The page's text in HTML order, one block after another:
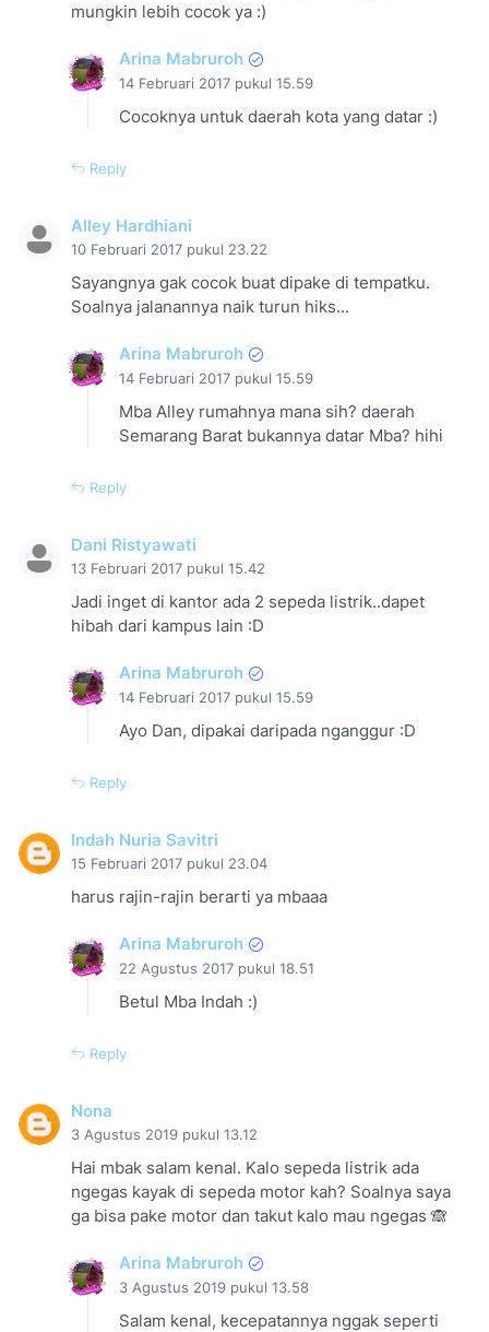
mungkin lebih cocok ya :)
Arina Mabruroh
14 Februari 2017 pukul 15.59
Cocoknya untuk daerah kota yang datar :)
Reply
Alley Hardhiani
10 Februari 2017 pukul 23.22
Sayangnya gak cocok buat dipake di tempatku.
Soalnya jalanannya naik turun hiks...
Arina Mabruroh
14 Februari 2017 pukul 15.59
Mba Alley rumahnya mana sih? daerah
Semarang Barat bukannya datar Mba? hihi
Reply
Dani Ristyawati
13 Februari 2017 pukul 15.42
Jadi inget di kantor ada 2 sepeda listrik..dapet
hibah dari kampus lain :D
Arina Mabruroh
14 Februari 2017 pukul 15.59
Ayo Dan, dipakai daripada nganggur :D
Reply
Indah Nuria Savitri
15 Februari 2017 pukul 23.04
harus rajin-rajin berarti ya mbaaa
Arina Mabruroh
22 Agustus 2017 pukul 18.51
Betul Mba Indah :)
Reply
Nona
3 Agustus 2019 pukul 13.12
Hai mbak salam kenal. Kalo sepeda listrik ada
ngegas kayak di sepeda motor kah? Soalnya saya
ga bisa pake motor dan takut kalo mau ngegas 🙈
Arina Mabruroh
3 Agustus 2019 pukul 13.58
Salam kenal, kecepatannya nggak seperti